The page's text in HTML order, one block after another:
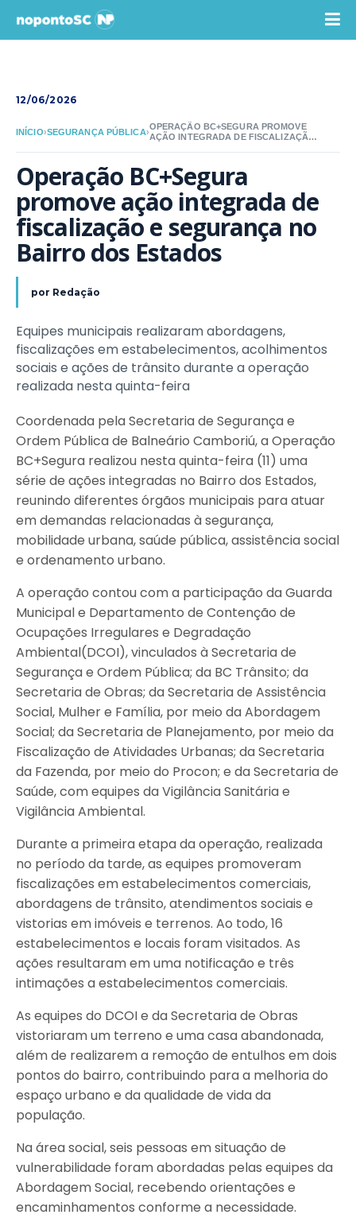
12/06/2026
INÍCIO›SEGURANÇA PÚBLICA›
OPERAÇÃO BC+SEGURA PROMOVE
AÇÃO INTEGRADA DE FISCALIZAÇÃO E
Operação BC+Segura
promove ação integrada de
fiscalização e segurança no
Bairro dos Estados
por Redação
Equipes municipais realizaram abordagens,
fiscalizações em estabelecimentos, acolhimentos
sociais e ações de trânsito durante a operação
realizada nesta quinta-feira
Coordenada pela Secretaria de Segurança e
Ordem Pública de Balneário Camboriú, a Operação
BC+Segura realizou nesta quinta-feira (11) uma
série de ações integradas no Bairro dos Estados,
reunindo diferentes órgãos municipais para atuar
em demandas relacionadas à segurança,
mobilidade urbana, saúde pública, assistência social
e ordenamento urbano.
A operação contou com a participação da Guarda
Municipal e Departamento de Contenção de
Ocupações Irregulares e Degradação
Ambiental(DCOI), vinculados à Secretaria de
Segurança e Ordem Pública; da BC Trânsito; da
Secretaria de Obras; da Secretaria de Assistência
Social, Mulher e Família, por meio da Abordagem
Social; da Secretaria de Planejamento, por meio da
Fiscalização de Atividades Urbanas; da Secretaria
da Fazenda, por meio do Procon; e da Secretaria de
Saúde, com equipes da Vigilância Sanitária e
Vigilância Ambiental.
Durante a primeira etapa da operação, realizada
no período da tarde, as equipes promoveram
fiscalizações em estabelecimentos comerciais,
abordagens de trânsito, atendimentos sociais e
vistorias em imóveis e terrenos. Ao todo, 16
estabelecimentos e locais foram visitados. As
ações resultaram em uma notificação e três
intimações a estabelecimentos comerciais.
As equipes do DCOI e da Secretaria de Obras
vistoriaram um terreno e uma casa abandonada,
além de realizarem a remoção de entulhos em dois
pontos do bairro, contribuindo para a melhoria do
espaço urbano e da qualidade de vida da
população.
Na área social, seis pessoas em situação de
vulnerabilidade foram abordadas pelas equipes da
Abordagem Social, recebendo orientações e
encaminhamentos conforme a necessidade.